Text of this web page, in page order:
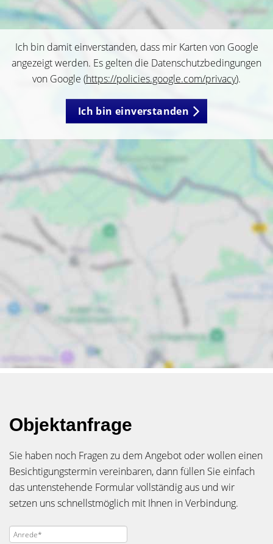
Ich bin damit einverstanden, dass mir Karten von Google
angezeigt werden. Es gelten die Datenschutzbedingungen
von Google (https://policies.google.com/privacy).
Ich bin einverstanden
Objektanfrage
Sie haben noch Fragen zu dem Angebot oder wollen einen
Besichtigungstermin vereinbaren, dann füllen Sie einfach
das untenstehende Formular vollständig aus und wir
setzen uns schnellstmöglich mit Ihnen in Verbindung.